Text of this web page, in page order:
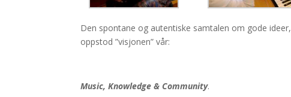
Den spontane og autentiske samtalen om gode
oppstod ”visjonen” vår:
Music, Knowledge & Community.